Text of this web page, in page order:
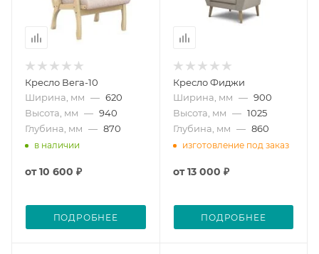
Кресло Вега-10
Ширина, мм — 620
Высота, мм — 940
Глубина, мм — 870
в наличии
от10 600 ₽
ПОДРОБНЕЕ
Кресло Фиджи
Ширина, мм — 900
Высота, мм — 1025
Глубина, мм — 860
изготовление под заказ
от13 000 ₽
ПОДРОБНЕЕ